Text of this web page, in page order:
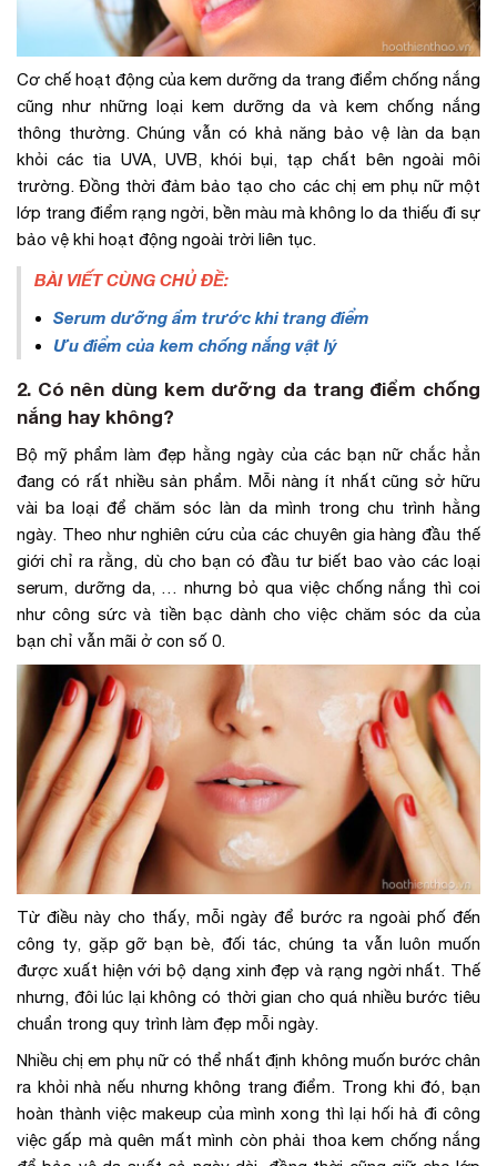
Cơ chế hoạt động của kem dưỡng da trang điểm chống nắng
cũng như những loại kem dưỡng da và kem chống nắng
thông thường. Chúng vẫn có khả năng bảo vệ làn da bạn
khỏi các tia UVA, UVB, khói bụi, tạp chất bên ngoài môi
trường. Đồng thời đảm bảo tạo cho các chị em phụ nữ một
lớp trang điểm rạng ngời, bền màu mà không lo da thiếu đi sự
bảo vệ khi hoạt động ngoài trời liên tục.
BÀI VIẾT CÙNG CHỦ ĐỀ:
Serum dưỡng ẩm trước khi trang điểm
Ưu điểm của kem chống nắng vật lý
2. Có nên dùng kem dưỡng da trang điểm chống
nắng hay không?
Bộ mỹ phẩm làm đẹp hằng ngày của các bạn nữ chắc hẳn
đang có rất nhiều sản phẩm. Mỗi nàng ít nhất cũng sở hữu
vài ba loại để chăm sóc làn da mình trong chu trình hằng
ngày. Theo như nghiên cứu của các chuyên gia hàng đầu thế
giới chỉ ra rằng, dù cho bạn có đầu tư biết bao vào các loại
serum, dưỡng da, … nhưng bỏ qua việc chống nắng thì coi
như công sức và tiền bạc dành cho việc chăm sóc da của
bạn chỉ vẫn mãi ở con số 0.
Từ điều này cho thấy, mỗi ngày để bước ra ngoài phố đến
công ty, gặp gỡ bạn bè, đối tác, chúng ta vẫn luôn muốn
được xuất hiện với bộ dạng xinh đẹp và rạng ngời nhất. Thế
nhưng, đôi lúc lại không có thời gian cho quá nhiều bước tiêu
chuẩn trong quy trình làm đẹp mỗi ngày.
Nhiều chị em phụ nữ có thể nhất định không muốn bước chân
ra khỏi nhà nếu nhưng không trang điểm. Trong khi đó, bạn
hoàn thành việc makeup của mình xong thì lại hối hả đi công
việc gấp mà quên mất mình còn phải thoa kem chống nắng